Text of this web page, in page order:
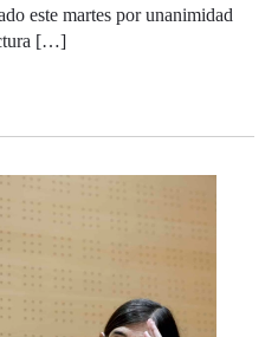
este martes por unanimidad
[…]